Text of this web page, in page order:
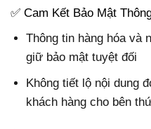
✅ Cam Kết Bảo Mật
Thông tin hàng hóa và
giữ bảo mật tuyệt đối
Không tiết lộ nội dung
khách hàng cho bên